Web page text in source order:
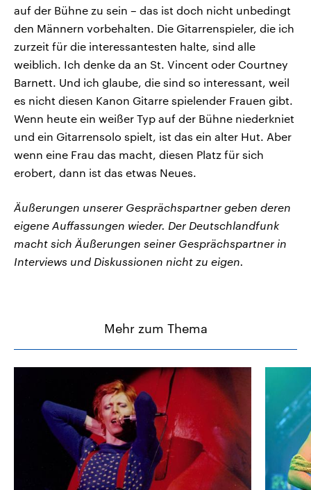
auf der Bühne zu sein – das ist doch nicht unbedingt
den Männern vorbehalten. Die Gitarrenspieler, die ich
zurzeit für die interessantesten halte, sind alle
weiblich. Ich denke da an St. Vincent oder Courtney
Barnett. Und ich glaube, die sind so interessant, weil
es nicht diesen Kanon Gitarre spielender Frauen gibt.
Wenn heute ein weißer Typ auf der Bühne niederkniet
und ein Gitarrensolo spielt, ist das ein alter Hut. Aber
wenn eine Frau das macht, diesen Platz für sich
erobert, dann ist das etwas Neues.
Äußerungen unserer Gesprächspartner geben deren
eigene Auffassungen wieder. Der Deutschlandfunk
macht sich Äußerungen seiner Gesprächspartner in
Interviews und Diskussionen nicht zu eigen.
Mehr zum Thema